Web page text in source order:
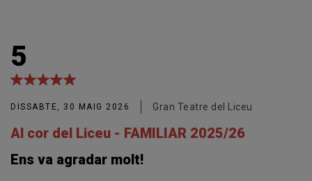
5
DISSABTE, 30 MAIG 2026 Gran Teatre del Liceu
Al cor del Liceu - FAMILIAR 2025/26
Ens va agradar molt!